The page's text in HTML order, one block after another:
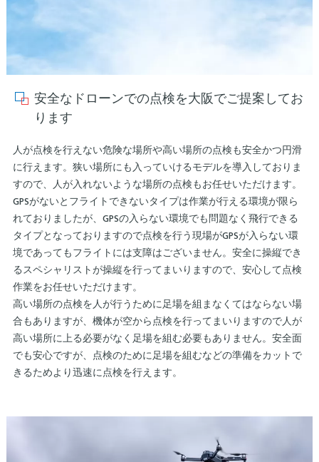
安全なドローンでの点検を大阪でご提案してお
ります
人が点検を行えない危険な場所や高い場所の点検も安全かつ円滑
に行えます。狭い場所にも入っていけるモデルを導入しておりま
すので、人が入れないような場所の点検もお任せいただけます。
GPSがないとフライトできないタイプは作業が行える環境が限ら
れておりましたが、GPSの入らない環境でも問題なく飛行できる
タイプとなっておりますので点検を行う現場がGPSが入らない環
境であってもフライトには支障はございません。安全に操縦でき
るスペシャリストが操縦を行ってまいりますので、安心して点検
作業をお任せいただけます。
高い場所の点検を人が行うために足場を組まなくてはならない場
合もありますが、機体が空から点検を行ってまいりますので人が
高い場所に上る必要がなく足場を組む必要もありません。安全面
でも安心ですが、点検のために足場を組むなどの準備をカットで
きるためより迅速に点検を行えます。